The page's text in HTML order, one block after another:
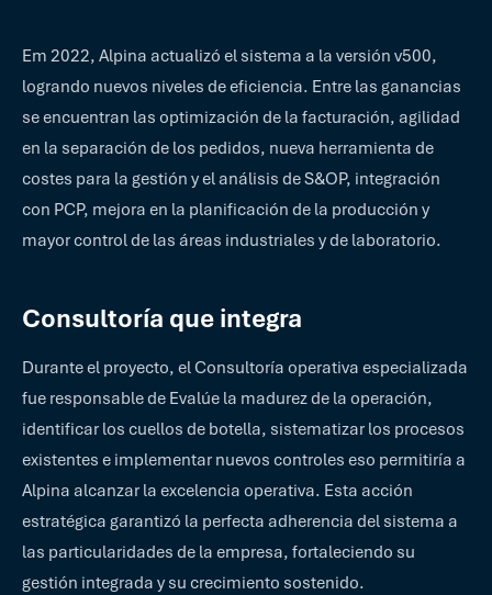
Em 2022, Alpina actualizó el sistema a la versión v500,
logrando nuevos niveles de eficiencia. Entre las ganancias
se encuentran las optimización de la facturación, agilidad
en la separación de los pedidos, nueva herramienta de
costes para la gestión y el análisis de S&OP, integración
con PCP, mejora en la planificación de la producción y
mayor control de las áreas industriales y de laboratorio.
Consultoría que integra
Durante el proyecto, el Consultoría operativa especializada
fue responsable de Evalúe la madurez de la operación,
identificar los cuellos de botella, sistematizar los procesos
existentes e implementar nuevos controles eso permitiría a
Alpina alcanzar la excelencia operativa. Esta acción
estratégica garantizó la perfecta adherencia del sistema a
las particularidades de la empresa, fortaleciendo su
gestión integrada y su crecimiento sostenido.